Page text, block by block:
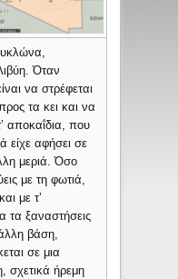
Όταν
να στρέφεται
τα κει και να
αποκαΐδια, που
είχε αφήσει σε
μεριά. Όσο
με τη φωτιά,
με τ’
τα ξαναστήσεις
βάση,
σε μια
σχετικά ήρεμη